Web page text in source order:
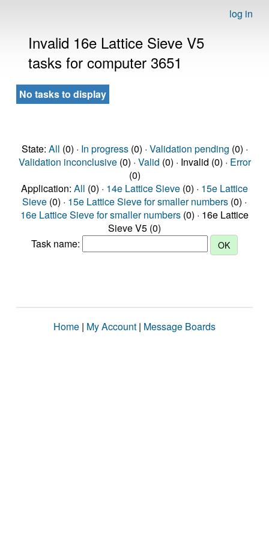
log in
Invalid 16e Lattice Sieve V5
tasks for computer 3651
No tasks to display
State: All (0) · In progress(0) · Validation pending (0) ·
Validation inconclusive(0) · Valid (0) · Invalid (0) · Error
(0)
Application: All (0) · 14e Lattice Sieve (0) · 15e Lattice
Sieve (0) · 15e Lattice Sieve for smaller numbers (0) ·
16e Lattice Sieve for smaller numbers (0) · 16e Lattice
Sieve V5 (0)
Task name:
Home | My Account | Message Boards